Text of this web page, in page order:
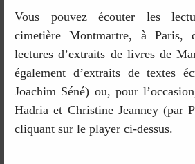
Vous pouvez écouter les
cimetière Montmartre, à Paris,
lectures d’extraits de livres de
également d’extraits de textes
Joachim Séné) ou, pour
Hadria et Christine Jeanney (par
cliquant sur le player ci-dessus.